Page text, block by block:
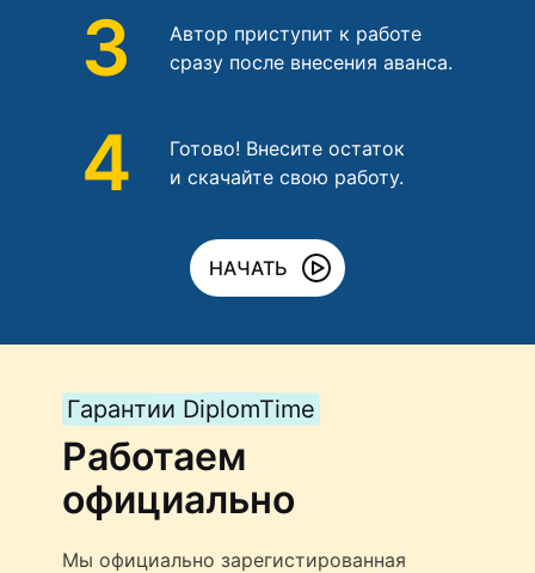
3
Автор приступит к работе
сразу после внесения аванса.
4
Готово! Внесите остаток
и скачайте свою работу.
НАЧАТЬ
Гарантии DiplomTime
Работаем
официально
Мы официально зарегистированная